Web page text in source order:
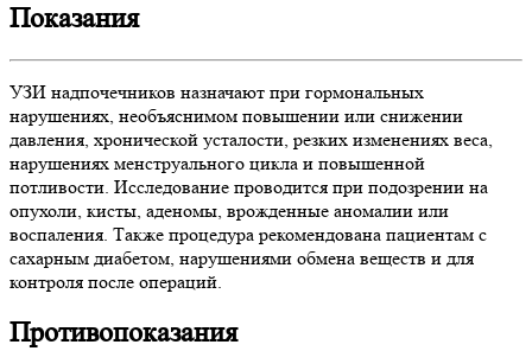
Показания
УЗИ надпочечников назначают при гормональных
нарушениях, необъяснимом повышении или снижении
давления, хронической усталости, резких изменениях веса,
нарушениях менструального цикла и повышенной
потливости. Исследование проводится при подозрении на
опухоли, кисты, аденомы, врожденные аномалии или
воспаления. Также процедура рекомендована пациентам с
сахарным диабетом, нарушениями обмена веществ и для
контроля после операций.
Противопоказания